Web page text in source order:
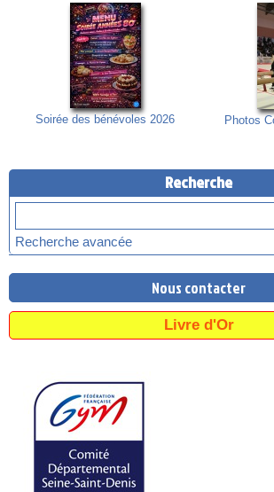
Soirée des bénévoles 2026 Photos
Recherche
Recherche avancée
Nous contacter
Livre d'Or